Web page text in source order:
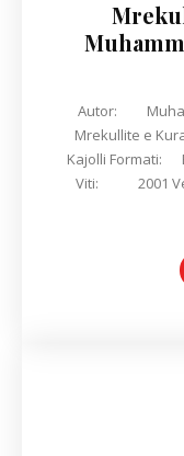
Autor:
Mrekullite e
Kajolli Formati: B5 Faqe: 107 Botues: Zëri ynë
Viti: 2001 Vendi: